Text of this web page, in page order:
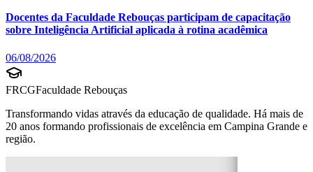
Docentes da Faculdade Rebouças participam de capacitação
sobre Inteligência Artificial aplicada à rotina acadêmica
06/08/2026
FRCGFaculdade Rebouças
Transformando vidas através da educação de qualidade. Há mais de
20 anos formando profissionais de excelência em Campina Grande e
região.